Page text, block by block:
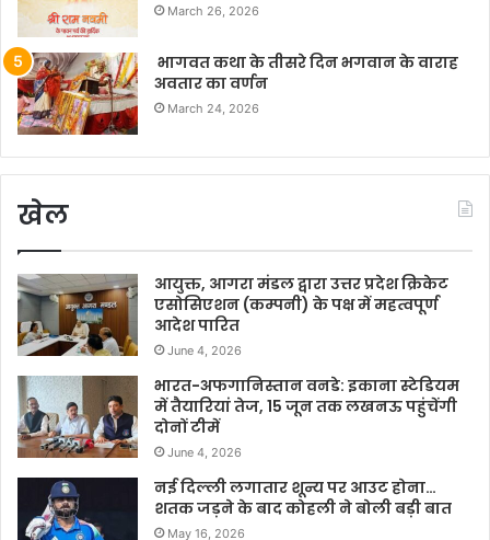
March 26, 2026
भागवत कथा के तीसरे दिन भगवान के वाराह
अवतार का वर्णन
March 24, 2026
खेल
आयुक्त, आगरा मंडल द्वारा उत्तर प्रदेश क्रिकेट
एसोसिएशन (कम्पनी) के पक्ष में महत्वपूर्ण
आदेश पारित
June 4, 2026
भारत-अफगानिस्तान वनडे: इकाना स्टेडियम
में तैयारियां तेज, 15 जून तक लखनऊ पहुंचेंगी
दोनों टीमें
June 4, 2026
नई दिल्ली लगातार शून्य पर आउट होना…
शतक जड़ने के बाद कोहली ने बोली बड़ी बात
May 16, 2026